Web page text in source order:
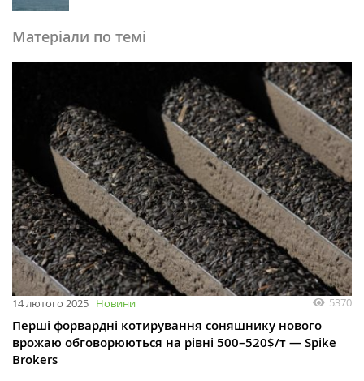
Матеріали по темі
14 лютого 2025 Новини 5370
Перші форвардні котирування соняшнику нового
врожаю обговорюються на рівні 500–520$/т — Spike
Brokers